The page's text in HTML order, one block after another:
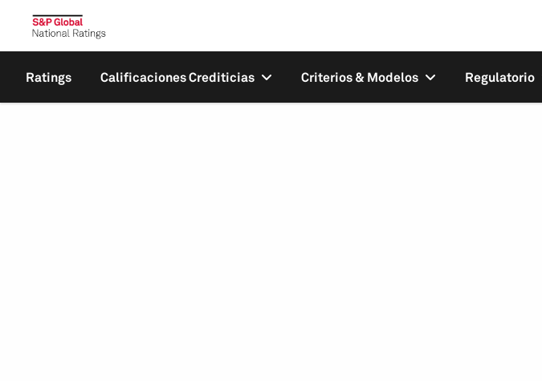
Ratings Calificaciones Crediticias Criterios & Modelos Regulatorio